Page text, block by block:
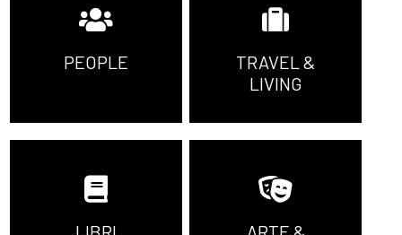
PEOPLE
TRAVEL &
LIVING